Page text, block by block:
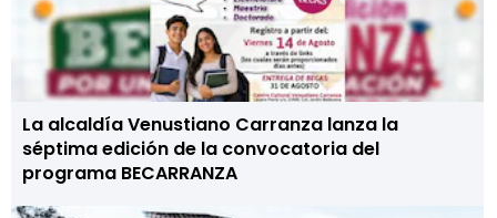
La alcaldía Venustiano Carranza lanza la
séptima edición de la convocatoria del
programa BECARRANZA